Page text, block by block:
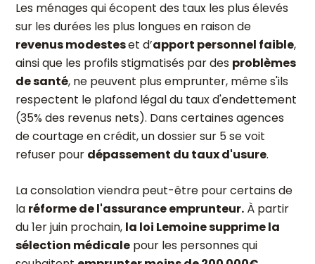
Les ménages qui écopent des taux les plus élevés
sur les durées les plus longues en raison de
revenus modesteset d’apport personnel faible,
ainsi que les profils stigmatisés par des problèmes
de santé, ne peuvent plus emprunter, même s'ils
respectent le plafond légal du taux d'endettement
(35% des revenus nets). Dans certaines agences
de courtage en crédit, un dossier sur 5 se voit
refuser pour dépassement du taux d'usure.
La consolation viendra peut-être pour certains de
la réforme de l'assurance emprunteur. À partir
du 1er juin prochain, la loi Lemoine supprime la
sélection médicale pour les personnes qui